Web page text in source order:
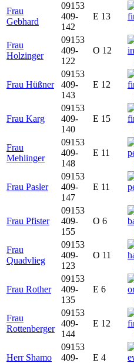
Frau
Gebhard
09153
409-
142
E 13
Frau
Holzinger
09153
409-
122
O 12
Frau Hüßner
09153
409-
143
E 12
Frau Karg
09153
409-
140
E 15
Frau
Mehlinger
09153
409-
148
E 11
Frau Pasler
09153
409-
147
E 11
Frau Pfister
09153
409-
155
O 6
Frau
Quadvlieg
09153
409-
123
O 11
Frau Rother
09153
409-
135
E 6
Frau
Rottenberger
09153
409-
144
E 12
Herr Shamo
09153
409-
E 4